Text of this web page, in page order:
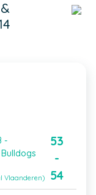
-
Vlaanderen)
53
-
54